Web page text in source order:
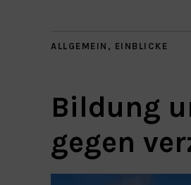
ALLGEMEIN , EINBLICKE
Bildung
gegen